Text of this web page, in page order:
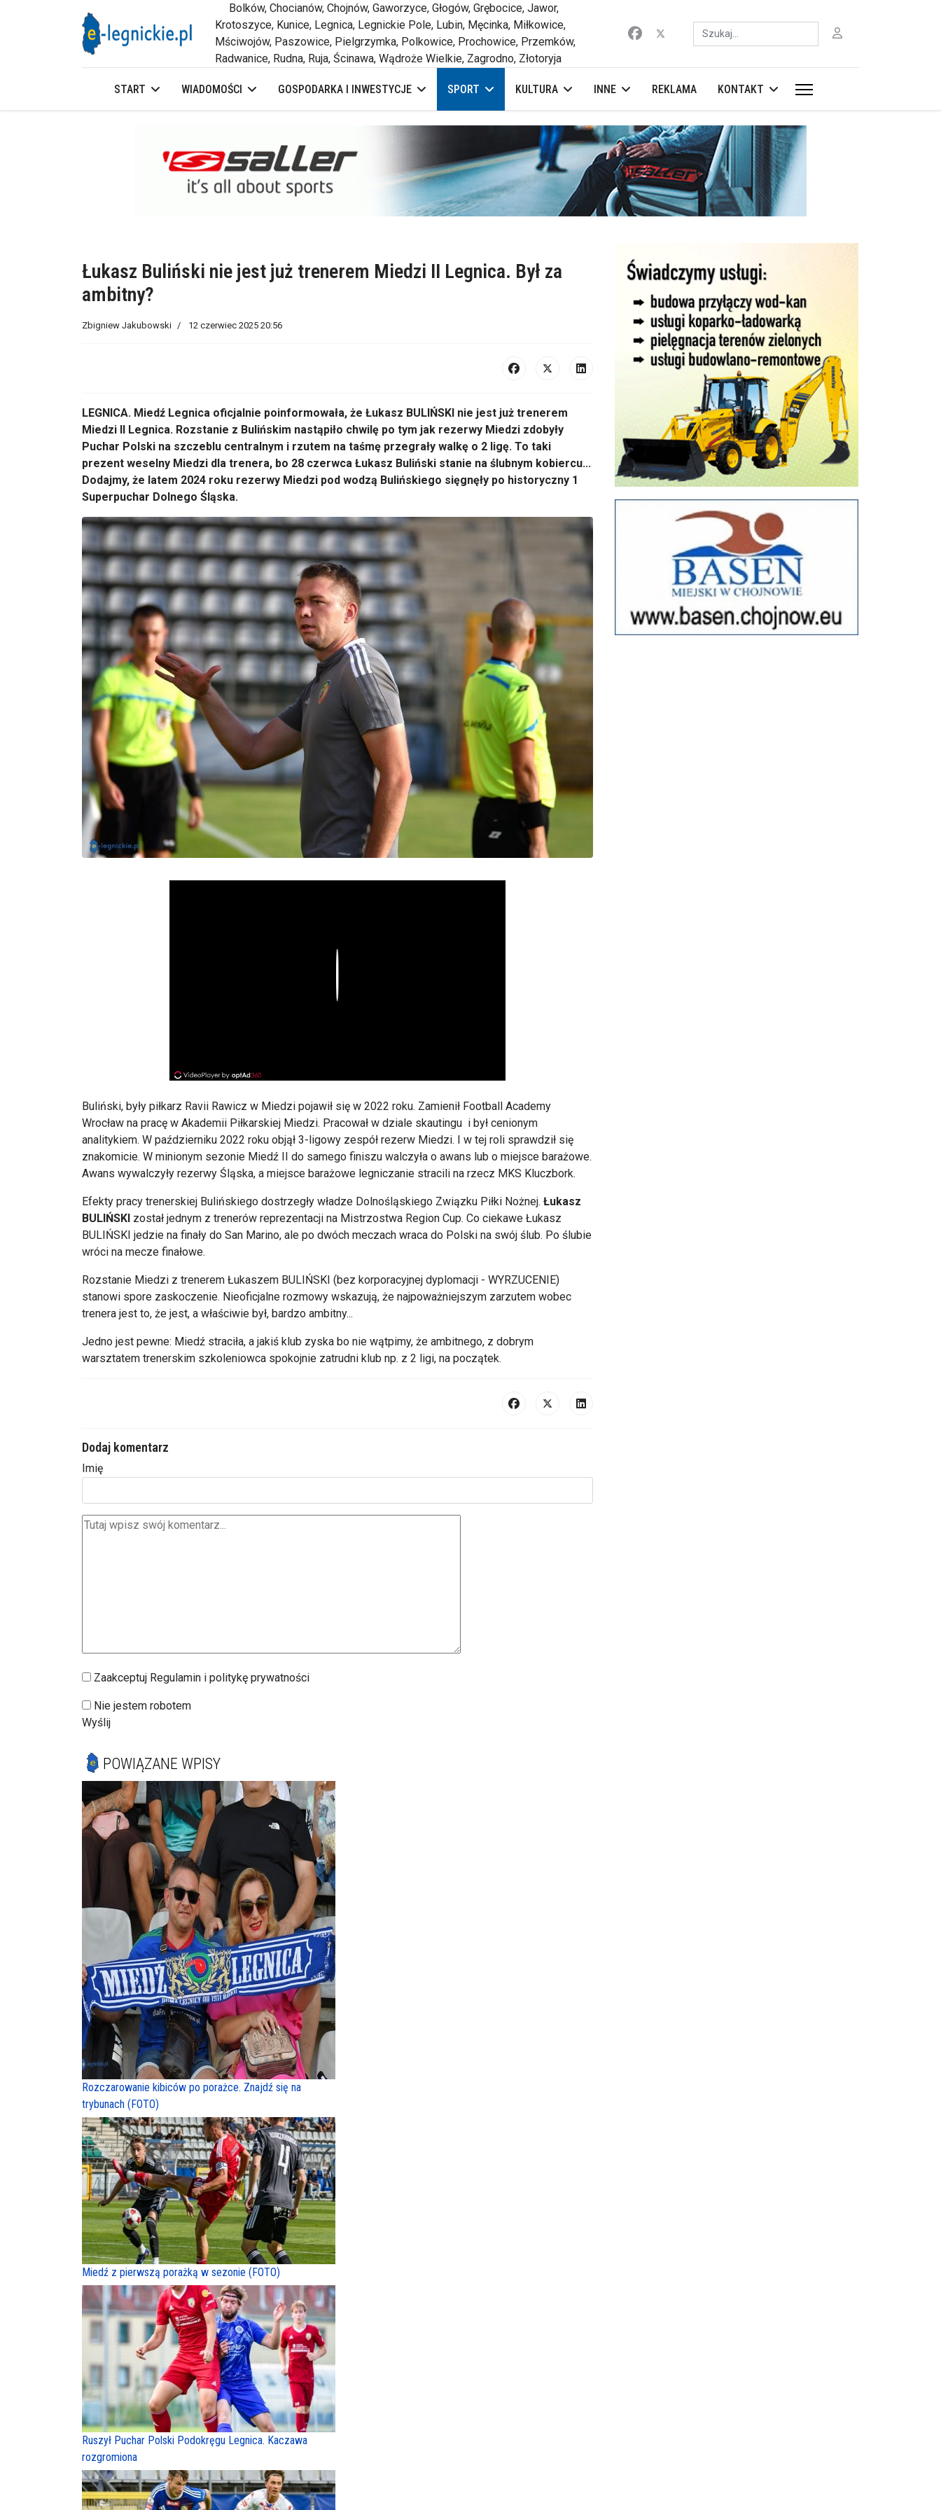
Bolków, Chocianów, Chojnów, Gaworzyce, Głogów, Grębocice, Jawor,
Krotoszyce, Kunice, Legnica, Legnickie Pole, Lubin, Męcinka, Miłkowice,
Mściwojów, Paszowice, Pielgrzymka, Polkowice, Prochowice, Przemków,
Radwanice, Rudna, Ruja, Ścinawa, Wądroże Wielkie, Zagrodno, Złotoryja
Szukaj
START WIADOMOŚCI GOSPODARKA I INWESTYCJE SPORT KULTURA INNE REKLAMA KONTAKT
Łukasz Buliński nie jest już trenerem Miedzi II Legnica. Był za
ambitny?
Zbigniew Jakubowski 12 czerwiec 2025 20:56
LEGNICA. Miedź Legnica oficjalnie poinformowała, że Łukasz BULIŃSKI nie jest już trenerem
Miedzi II Legnica. Rozstanie z Bulińskim nastąpiło chwilę po tym jak rezerwy Miedzi zdobyły
Puchar Polski na szczeblu centralnym i rzutem na taśmę przegrały walkę o 2 ligę. To taki
prezent weselny Miedzi dla trenera, bo 28 czerwca Łukasz Buliński stanie na ślubnym kobiercu...
Dodajmy, że latem 2024 roku rezerwy Miedzi pod wodzą Bulińskiego sięgnęły po historyczny 1
Superpuchar Dolnego Śląska.
Buliński, były piłkarz Ravii Rawicz w Miedzi pojawił się w 2022 roku. Zamienił Football Academy
Wrocław na pracę w Akademii Piłkarskiej Miedzi. Pracował w dziale skautingu i był cenionym
analitykiem. W październiku 2022 roku objął 3-ligowy zespół rezerw Miedzi. I w tej roli sprawdził się
znakomicie. W minionym sezonie Miedź II do samego finiszu walczyła o awans lub o miejsce barażowe.
Awans wywalczyły rezerwy Śląska, a miejsce barażowe legniczanie stracili na rzecz MKS Kluczbork.
Efekty pracy trenerskiej Bulińskiego dostrzegły władze Dolnośląskiego Związku Piłki Nożnej. Łukasz
BULIŃSKI został jednym z trenerów reprezentacji na Mistrzostwa Region Cup. Co ciekawe Łukasz
BULIŃSKI jedzie na finały do San Marino, ale po dwóch meczach wraca do Polski na swój ślub. Po ślubie
wróci na mecze finałowe.
Rozstanie Miedzi z trenerem Łukaszem BULIŃSKI (bez korporacyjnej dyplomacji - WYRZUCENIE)
stanowi spore zaskoczenie. Nieoficjalne rozmowy wskazują, że najpoważniejszym zarzutem wobec
trenera jest to, że jest, a właściwie był, bardzo ambitny...
Jedno jest pewne: Miedź straciła, a jakiś klub zyska bo nie wątpimy, że ambitnego, z dobrym
warsztatem trenerskim szkoleniowca spokojnie zatrudni klub np. z 2 ligi, na początek.
Dodaj komentarz
Imię
Zaakceptuj Regulamin i politykę prywatności
Nie jestem robotem
Wyślij
POWIĄZANE WPISY
Rozczarowanie kibiców po porażce. Znajdź się na
trybunach (FOTO)
Miedź z pierwszą porażką w sezonie (FOTO)
Ruszył Puchar Polski Podokręgu Legnica. Kaczawa
rozgromiona